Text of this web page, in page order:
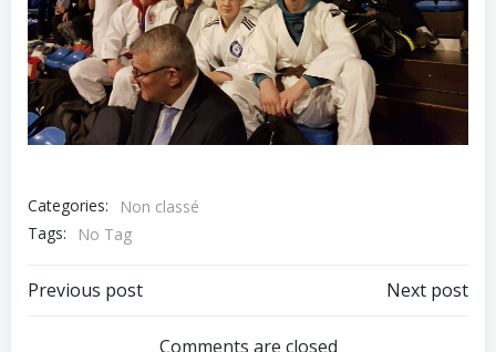
Categories:
Non classé
Tags:
No Tag
Post
Previous post Next post
Comments are closed